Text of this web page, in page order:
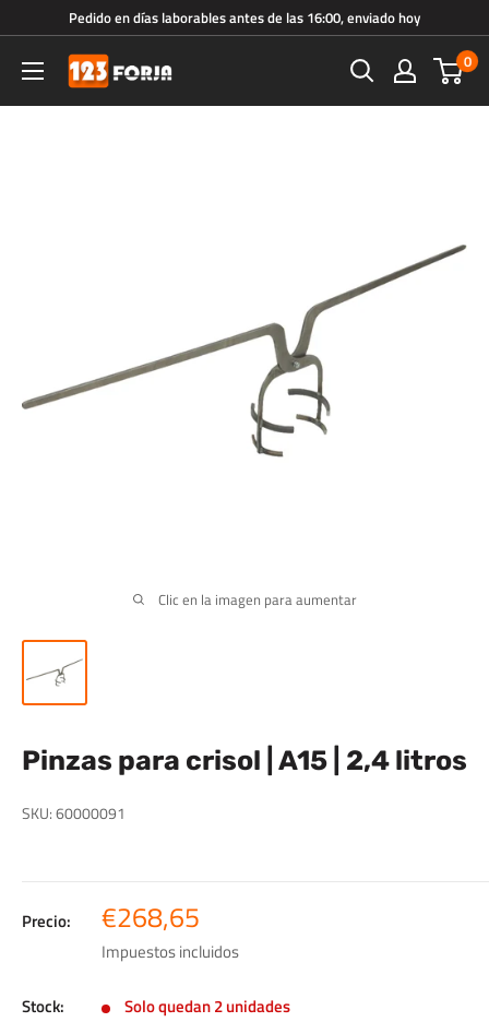
directamente
contenido
Pedido en días laborables antes de las 16:00, enviado hoy
123forja.es 0
Clic en la imagen para aumentar
Pinzas para crisol | A15 | 2,4 litros
SKU:60000091
Precio: Precio
de
venta
€268,65
Impuestos incluidos
Stock: Solo quedan 2 unidades